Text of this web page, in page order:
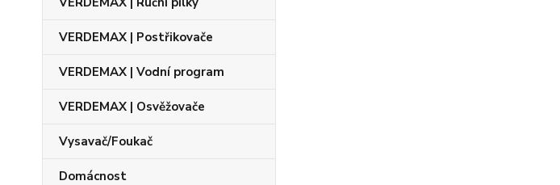
VERDEMAX | Postřikovače
VERDEMAX | Vodní program
VERDEMAX | Osvěžovače
Vysavač/Foukač
Domácnost